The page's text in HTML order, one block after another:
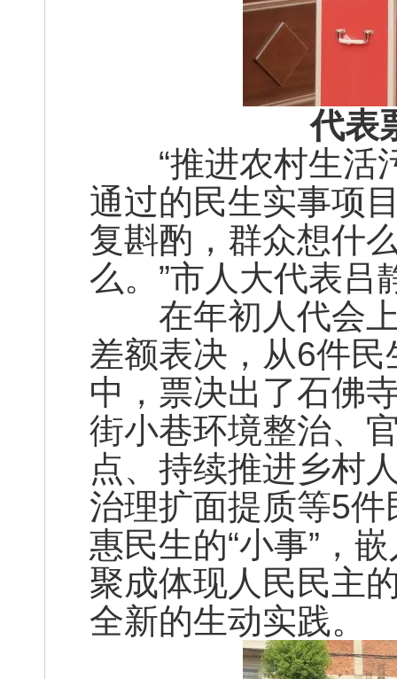
代表
“推进农村生活
通过的民生实事项
复斟酌，群众想什
么。”市人大代表吕
在年初人代会上
差额表决，从6件
中，票决出了石佛
街小巷环境整治、
点、持续推进乡村
治理扩面提质等5
惠民生的“小事”，
聚成体现人民民主
全新的生动实践。